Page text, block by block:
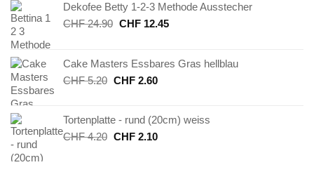
Dekofee Betty 1-2-3 Methode Ausstecher
CHF24.90 Ursprünglicher
CHF 24.90
CHF12.45Aktueller
CHF 12.45.
Cake Masters Essbares Gras hellblau
CHF5.20 Ursprünglicher
CHF 5.20
CHF2.60Aktueller
CHF 2.60.
Tortenplatte - rund (20cm) weiss
CHF4.20 Ursprünglicher
CHF2.10Aktueller